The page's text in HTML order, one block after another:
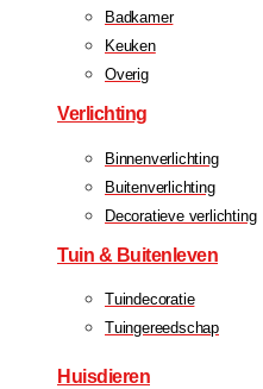
Badkamer
Keuken
Overig
Verlichting
Binnenverlichting
Buitenverlichting
Decoratieve verlichting
Tuin & Buitenleven
Tuindecoratie
Tuingereedschap
Huisdieren